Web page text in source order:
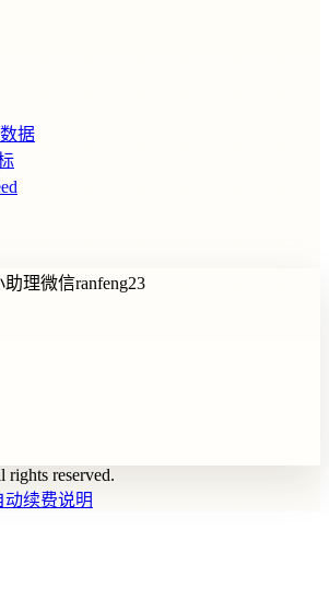
据
理微信ranfeng23
reserved.
动续费说明